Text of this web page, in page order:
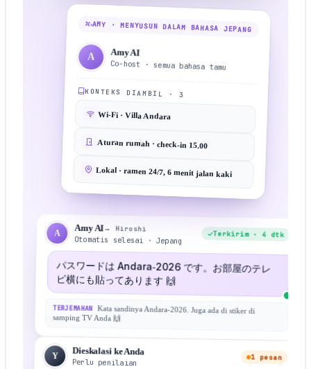
AMY · MENYUSUN DALAM BAHASA JEPANG
A Amy AI
Co-host · semua bahasa tamu
KONTEKS DIAMBIL · 3
Wi‑Fi · Villa Andara
Aturan rumah · check‑in 15.00
Lokal · ramen 24/7, 6 menit jalan kaki
A Amy AI→ Hiroshi
Otomatis selesai · Jepang
Terkirim · 4 dtk
パスワードは Andara‑2026 です。お部屋のテレ
ビ横にも貼ってあります 🙌
TERJEMAHAN Kata sandinya Andara‑2026. Juga ada di stiker di
samping TV Anda 🙌
Y Dieskalasi ke Anda
Perlu penilaian 1 pesan